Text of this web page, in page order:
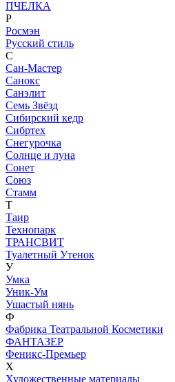
ПЧЕЛКА
Р
Росмэн
Русский стиль
С
Сан-Мастер
Санокс
Санэлит
Семь Звёзд
Сибирский кедр
Сибртех
Снегурочка
Солнце и луна
Сонет
Союз
Стамм
Т
Таир
Технопарк
ТРАНСВИТ
Туалетный Утенок
У
Умка
Уник-Ум
Ушастый нянь
Ф
Фабрика Театральной Косметики
ФАНТАЗЕР
Феникс-Премьер
Х
Художественные материалы